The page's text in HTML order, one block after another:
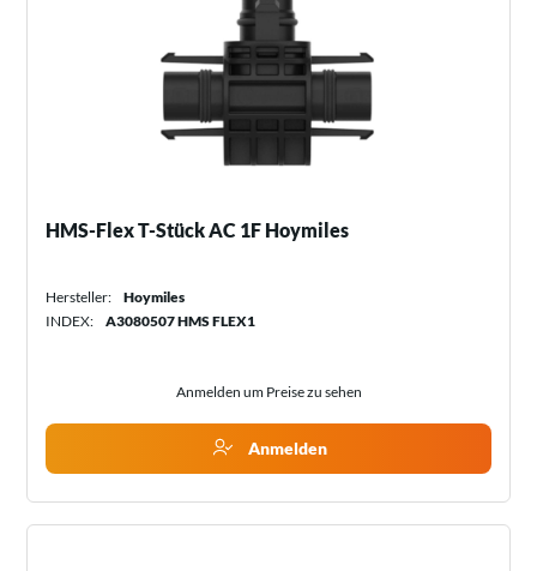
HMS-Flex T-Stück AC 1F Hoymiles
Hersteller:
Hoymiles
INDEX:
A3080507 HMS FLEX1
Anmelden um Preise zu sehen
Anmelden